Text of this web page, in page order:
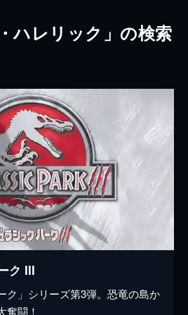
ハレリック」の検索
ク III
ク」シリーズ第3弾。恐竜の島か
奮闘！